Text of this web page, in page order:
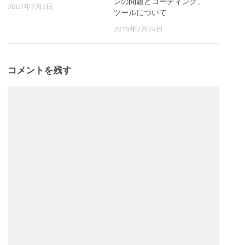
2007年7月2日
ツールについて
2019年2月24日
コメントを残す